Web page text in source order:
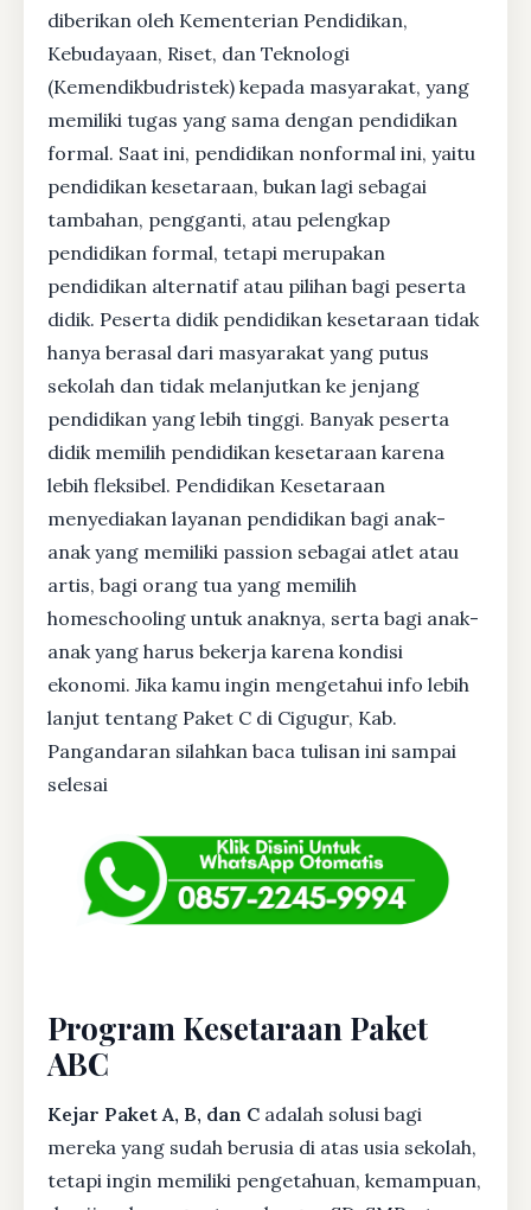
diberikan oleh Kementerian Pendidikan,
Kebudayaan, Riset, dan Teknologi
(Kemendikbudristek) kepada masyarakat, yang
memiliki tugas yang sama dengan pendidikan
formal. Saat ini, pendidikan nonformal ini, yaitu
pendidikan kesetaraan, bukan lagi sebagai
tambahan, pengganti, atau pelengkap
pendidikan formal, tetapi merupakan
pendidikan alternatif atau pilihan bagi peserta
didik. Peserta didik pendidikan kesetaraan tidak
hanya berasal dari masyarakat yang putus
sekolah dan tidak melanjutkan ke jenjang
pendidikan yang lebih tinggi. Banyak peserta
didik memilih pendidikan kesetaraan karena
lebih fleksibel. Pendidikan Kesetaraan
menyediakan layanan pendidikan bagi anak-
anak yang memiliki passion sebagai atlet atau
artis, bagi orang tua yang memilih
homeschooling untuk anaknya, serta bagi anak-
anak yang harus bekerja karena kondisi
ekonomi. Jika kamu ingin mengetahui info lebih
lanjut tentang Paket C di Cigugur, Kab.
Pangandaran silahkan baca tulisan ini sampai
selesai
Program Kesetaraan Paket
ABC
Kejar Paket A, B, dan C adalah solusi bagi
mereka yang sudah berusia di atas usia sekolah,
tetapi ingin memiliki pengetahuan, kemampuan,